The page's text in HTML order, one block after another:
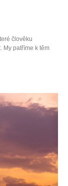
člověku
My patříme k těm